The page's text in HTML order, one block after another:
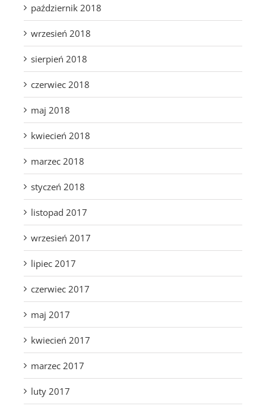
październik 2018
wrzesień 2018
sierpień 2018
czerwiec 2018
maj 2018
kwiecień 2018
marzec 2018
styczeń 2018
listopad 2017
wrzesień 2017
lipiec 2017
czerwiec 2017
maj 2017
kwiecień 2017
marzec 2017
luty 2017